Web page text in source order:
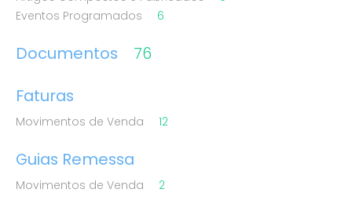
Eventos Programados
6
Documentos
76
Faturas
Movimentos de Venda 12
Guias Remessa
Movimentos de Venda 2